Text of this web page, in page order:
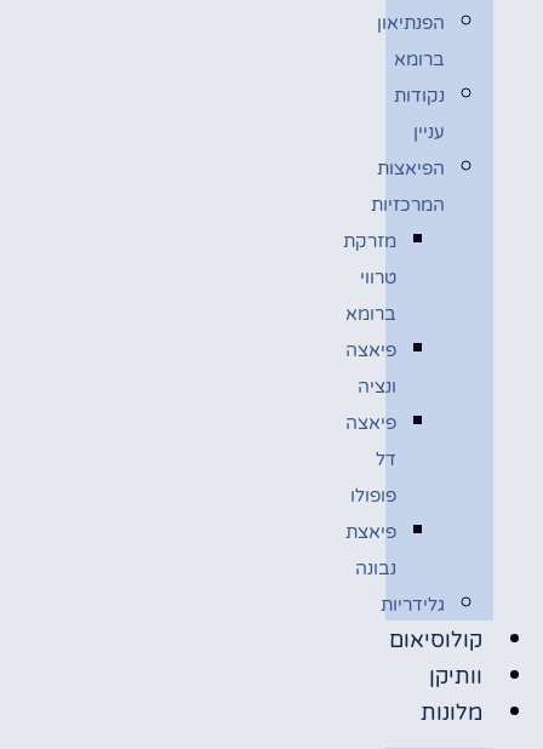
הפנתיאון
ברומא
נקודות
עניין
הפיאצות
המרכזיות
מזרקת
טרווי
ברומא
פיאצה
ונציה
פיאצה
דל
פופולו
פיאצת
נבונה
גלידריות
קולוסיאום
וותיקן
מלונות